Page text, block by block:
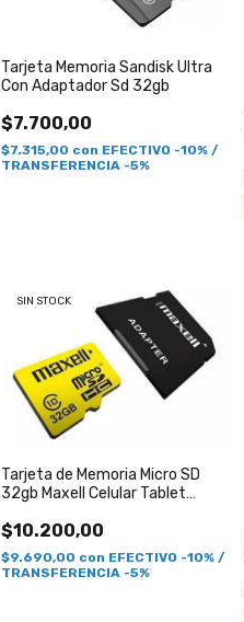
Tarjeta Memoria Sandisk Ultra
Con Adaptador Sd 32gb
$7.700,00
$7.315,00 con EFECTIVO -10% /
TRANSFERENCIA -5%
SIN STOCK
Tarjeta de Memoria Micro SD
32gb Maxell Celular Tablet
$10.200,00
$9.690,00 con EFECTIVO -10% /
TRANSFERENCIA -5%